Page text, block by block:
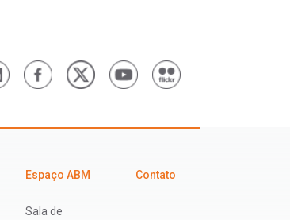
Espaço ABM
Sala de
Contato